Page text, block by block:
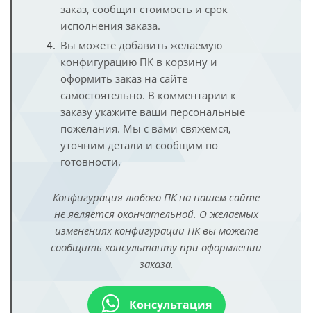
заказ, сообщит стоимость и срок
исполнения заказа.
Вы можете добавить желаемую
конфигурацию ПК в корзину и
оформить заказ на сайте
самостоятельно. В комментарии к
заказу укажите ваши персональные
пожелания. Мы с вами свяжемся,
уточним детали и сообщим по
готовности.
Конфигурация любого ПК на нашем сайте
не является окончательной. О желаемых
изменениях конфигурации ПК вы можете
сообщить консультанту при оформлении
заказа.
Консультация